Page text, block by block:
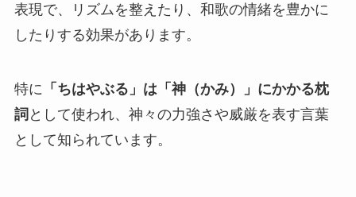
表現で、リズムを整えたり、和歌の情緒を豊かに
したりする効果があります。
特に 「ちはやぶる」は「神（かみ）」にかかる枕
詞 として使われ、神々の力強さや威厳を表す言葉
として知られています。